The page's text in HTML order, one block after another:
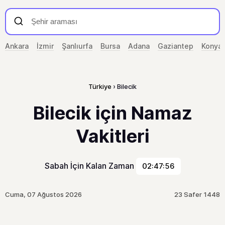
Ankara İzmir Şanlıurfa Bursa Adana Gaziantep Konya
Türkiye Bilecik
Bilecik için Namaz
Vakitleri
Sabah İçin Kalan Zaman 02:47:56
Cuma, 07 Ağustos 2026 23 Safer 1448